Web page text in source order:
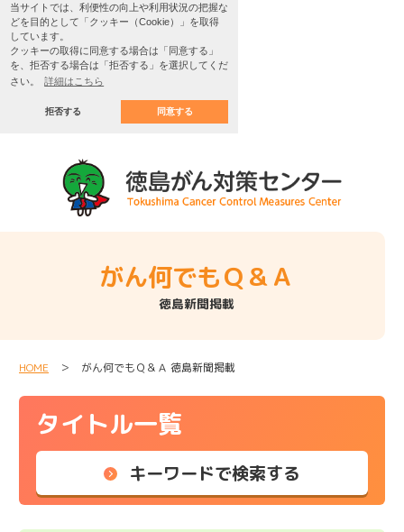
当サイトでは、利便性の向上や利用状況の把握な
どを目的として「クッキー（Cookie）」を取得
しています。
クッキーの取得に同意する場合は「同意する」
を、拒否する場合は「拒否する」を選択してくだ
さい。
詳細はこちら
拒否する 同意する
がん何でもＱ＆Ａ
徳島新聞掲載
HOME ＞ がん何でもＱ＆Ａ 徳島新聞掲載
タイトル一覧
キーワードで検索する